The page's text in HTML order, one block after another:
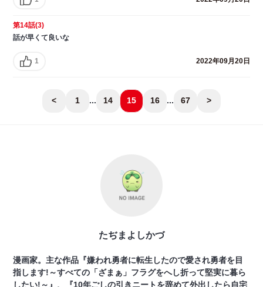
第14話(3)
話が早くて良いな
1 2022年09月20日
< 1 ... 14 15 16 ... 67 >
たぢまよしかづ
漫画家。主な作品『嫌われ勇者に転生したので愛され勇者を目
指します!～すべての「ざまぁ」フラグをへし折って堅実に暮ら
したい!～』、『10年ごしの引きニートを辞めて外出したら自宅